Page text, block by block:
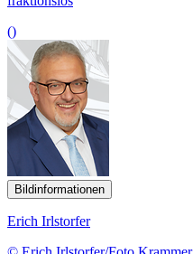
()
Bildinformationen
Erich Irlstorfer